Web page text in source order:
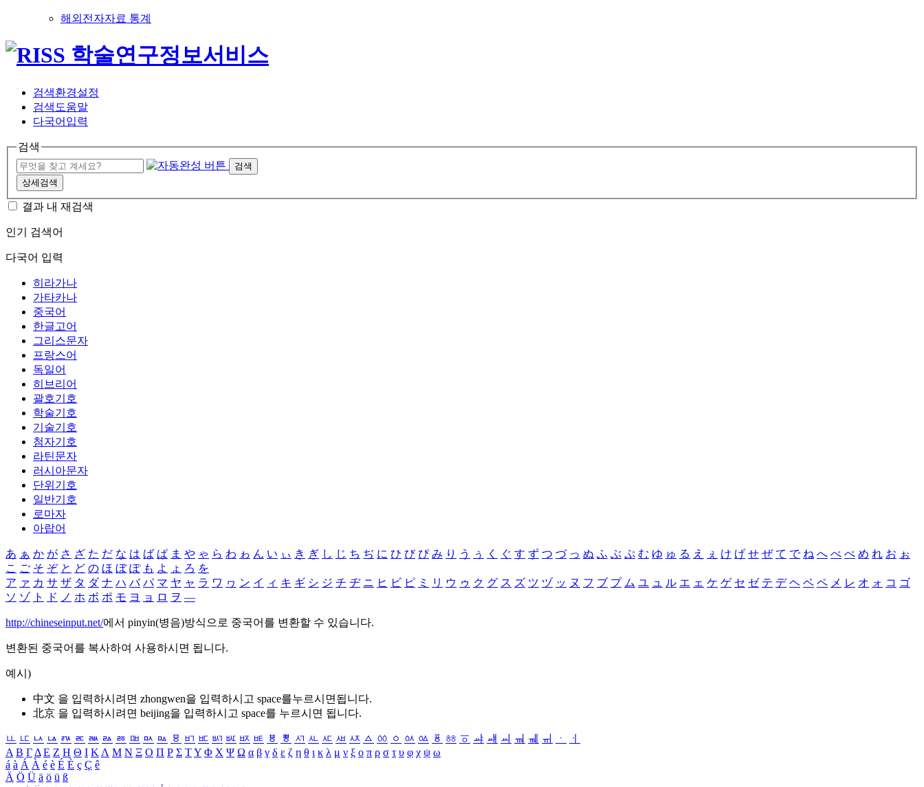
해외전자자료 통계
검색환경설정
검색도움말
다국어입력
검색
검색
상세검색
결과 내 재검색
인기 검색어
다국어 입력
히라가나
가타카나
중국어
한글고어
그리스문자
프랑스어
독일어
히브리어
괄호기호
학술기호
기술기호
첨자기호
라틴문자
러시아문자
단위기호
일반기호
로마자
아랍어
あ ぁ か が さ ざ た だ な は ば ぱ ま や ゃ ら わ ゎ ん い ぃ き ぎ し じ ち ぢ に ひ び ぴ み り う ぅ く ぐ す ず つ づ っ ぬ ふ ぶ ぷ む ゆ ゅ る え ぇ け げ せ ぜ て で ね へ べ ぺ め れ お ぉ
こ ご そ ぞ と ど の ほ ぼ ぽ も よ ょ ろ を
ア ァ カ サ ザ タ ダ ナ ハ バ パ マ ヤ ャ ラ ワ ヮ ン イ ィ キ ギ シ ジ チ ヂ ニ ヒ ビ ピ ミ リ ウ ゥ ク グ ス ズ ツ ヅ ッ ヌ フ ブ プ ム ユ ュ ル エ ェ ケ ゲ セ ゼ テ デ ヘ ベ ペ メ レ オ ォ コ ゴ
ソ ゾ ト ド ノ ホ ボ ポ モ ヨ ョ ロ ヲ ―
http://chineseinput.net/에서 pinyin(병음)방식으로 중국어를 변환할 수 있습니다.
변환된 중국어를 복사하여 사용하시면 됩니다.
예시)
中文 을 입력하시려면 zhongwen을 입력하시고 space를누르시면됩니다.
北京 을 입력하시려면 beijing을 입력하시고 space를 누르시면 됩니다.
ㅥ ㅦ ㅧ ㅨ ㅩ ㅪ ㅫ ㅬ ㅭ ㅮ ㅯ ㅰ ㅱ ㅲ ㅳ ㅴ ㅵ ㅶ ㅷ ㅸ ㅹ ㅺ ㅻ ㅼ ㅽ ㅾ ㅿ ㆀ ㆁ ㆂ ㆃ ㆄ ㆅ ㆆ ㆇ ㆈ ㆉ ㆊ ㆋ ㆌ ㆍ
ㆎ
Α Β ΓΔ Ε Ζ Η Θ Ι ΚΛ Μ Ν Ξ Ο Π Ρ Σ ΤΥ Φ Χ Ψ Ω α β γ δ ε ζ η θ ι κ λ μ ν ξ ο π ρ σ τ υ φ χ ψ ω
á à Á À é è É È ç Ç ê
Ä Ö Ü ä ö ü ß